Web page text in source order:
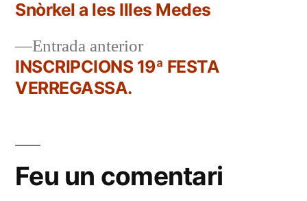
Navegació
d'entrades
Entrada anteriorEntrada
anterior:
INSCRIPCIONS 19ª FESTA
VERREGASSA.
següent:
Snòrkel a les Illes Medes
Feu un comentari